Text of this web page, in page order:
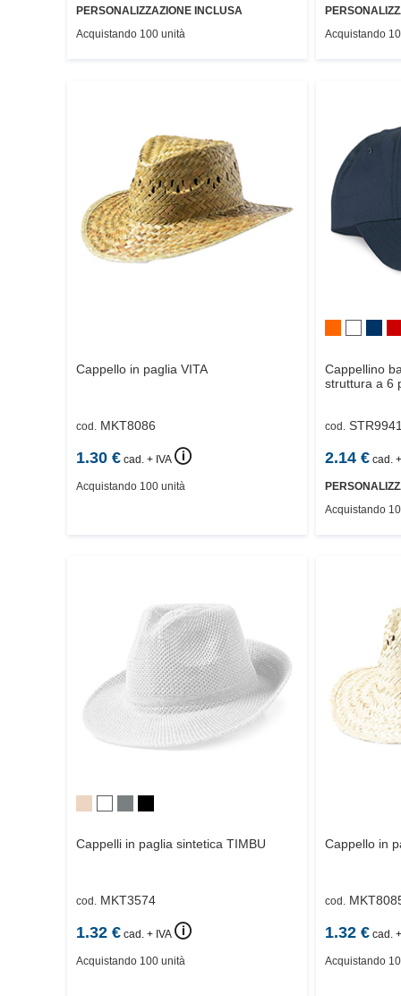
PERSONALIZZAZIONE INCLUSA
Acquistando 100 unità
Acquistando
Cappello in paglia VITA
cod. MKT8086
1.30 € cad. + IVA 🛈
Acquistando 100 unità
Cappellino
struttura a 6
cod.
2.14€ cad.
Acquistando
Cappelli in paglia sintetica TIMBU
cod. MKT3574
1.32 € cad. + IVA 🛈
Acquistando 100 unità
Cappello in
cod.
1.32€ cad.
Acquistando